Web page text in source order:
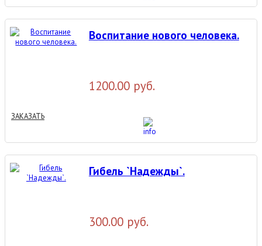
Воспитание нового человека.
1200.00 руб.
ЗАКАЗАТЬ
Гибель `Надежды`.
300.00 руб.